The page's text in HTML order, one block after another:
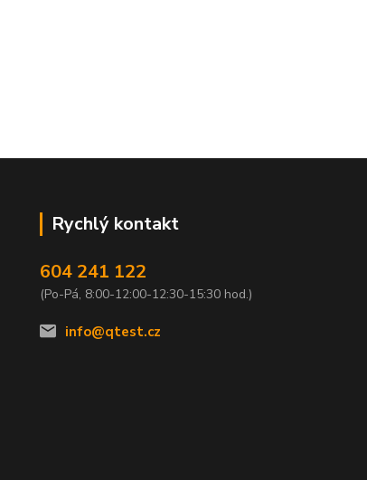
Rychlý kontakt
604 241 122
(Po-Pá, 8:00-12:00-12:30-15:30 hod.)
info@qtest.cz